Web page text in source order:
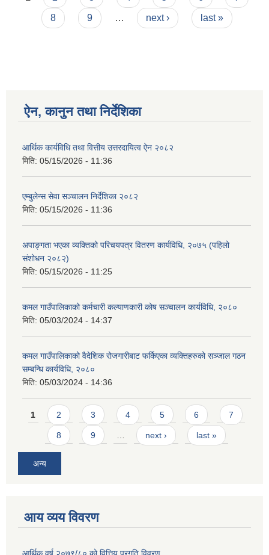
8
9 … next › last »
ऐन, कानुन तथा निर्देशिका
आर्थिक कार्यविधि तथा वित्तीय उत्तरदायित्व ऐन २०८२
मिति: 05/15/2026 - 11:36
एम्बुलेन्स सेवा सञ्चालन निर्देशिका २०८२
मिति: 05/15/2026 - 11:36
अपाङ्गता भएका व्यक्तिको परिचयपत्र वितरण कार्यविधि, २०७५ (पहिलो
संशोधन २०८२)
मिति: 05/15/2026 - 11:25
कमल गाउँपालिकाको कर्मचारी कल्याणकारी कोष सञ्चालन कार्यविधि, २०८०
मिति: 05/03/2024 - 14:37
कमल गाउँपालिकाको वैदेशिक रोजगारीबाट फर्किएका व्यक्तिहरुको सञ्जाल गठन
सम्बन्धि कार्यविधि, २०८०
मिति: 05/03/2024 - 14:36
Pages
1 2 3 4 5 6 7
8 9 … next › last »
अन्य
आय व्यय विवरण